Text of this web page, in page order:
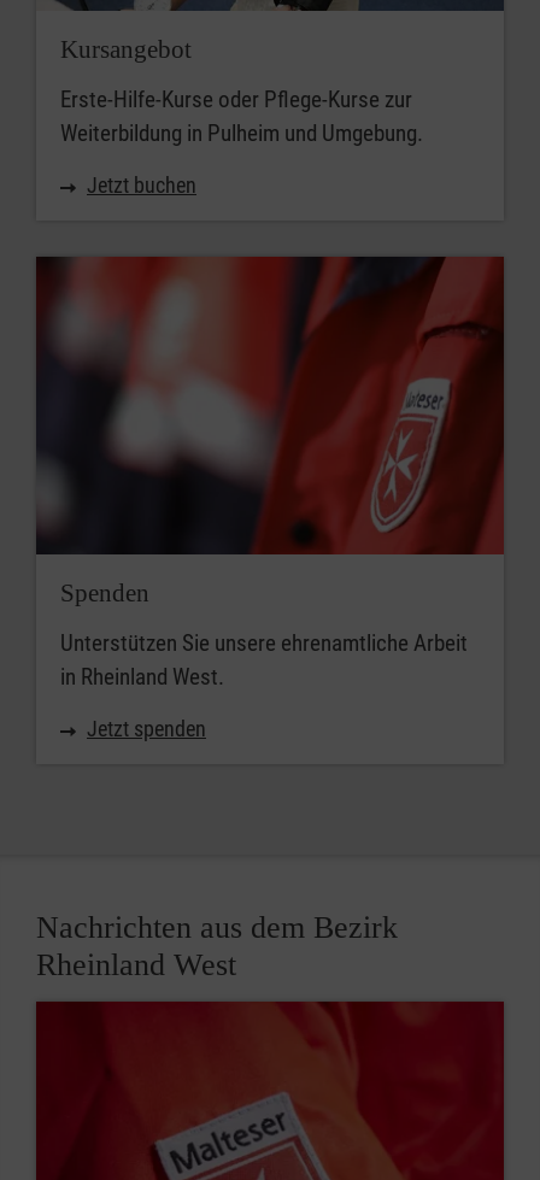
Kursangebot
Erste-Hilfe-Kurse oder Pflege-Kurse zur
Weiterbildung in Pulheim und Umgebung.
Jetzt buchen
Spenden
Unterstützen Sie unsere ehrenamtliche Arbeit
in Rheinland West.
Jetzt spenden
Nachrichten aus dem Bezirk
Rheinland West